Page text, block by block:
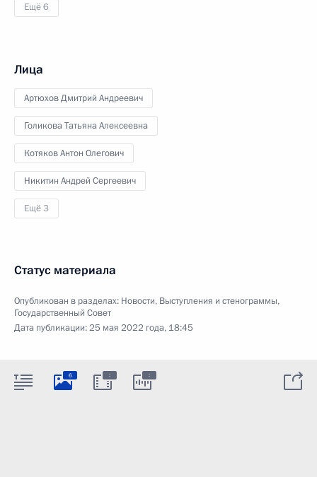
Ещё 6
Лица
Артюхов Дмитрий Андреевич
Голикова Татьяна Алексеевна
Котяков Антон Олегович
Никитин Андрей Сергеевич
Ещё 3
Статус материала
Опубликован в разделах: Новости, Выступления и стенограммы,
Государственный Совет
Дата публикации:25 мая 2022 года, 18:45
6 : :